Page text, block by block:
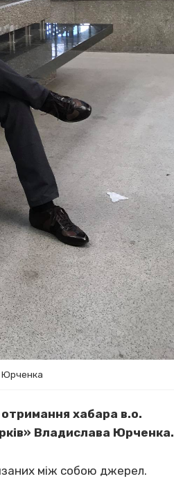
Юрченка
хабара в.о.
Владислава Юрченка.
між собою джерел.